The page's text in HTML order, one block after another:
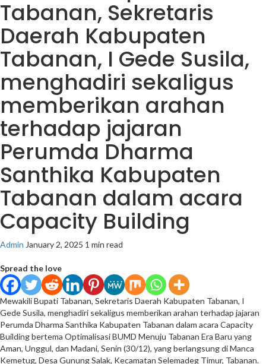
Tabanan, Sekretaris
Daerah Kabupaten
Tabanan, I Gede Susila,
menghadiri sekaligus
memberikan arahan
terhadap jajaran
Perumda Dharma
Santhika Kabupaten
Tabanan dalam acara
Capacity Building
Admin January 2, 2025 1 min read
Spread the love
Mewakili Bupati Tabanan, Sekretaris Daerah Kabupaten Tabanan, I
Gede Susila, menghadiri sekaligus memberikan arahan terhadap jajaran
Perumda Dharma Santhika Kabupaten Tabanan dalam acara Capacity
Building bertema Optimalisasi BUMD Menuju Tabanan Era Baru yang
Aman, Unggul, dan Madani, Senin (30/12), yang berlangsung di Manca
Kemetug, Desa Gunung Salak, Kecamatan Selemadeg Timur, Tabanan.